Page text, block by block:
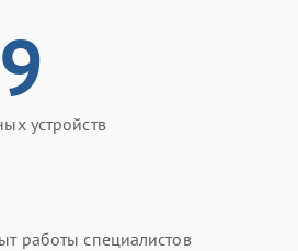
устройств
работы специалистов